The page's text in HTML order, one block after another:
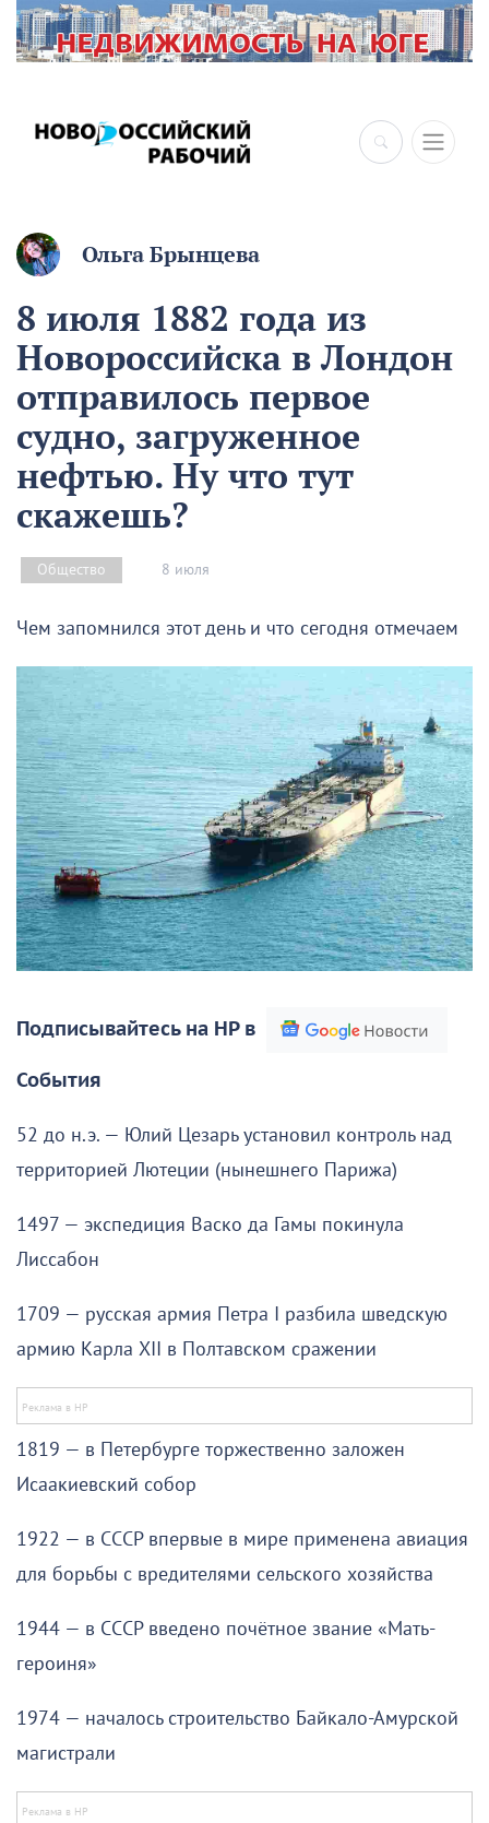
×
Ольга Брынцева
8 июля 1882 года из
Новороссийска в Лондон
отправилось первое
судно, загруженное
нефтью. Ну что тут
скажешь?
Общество 8 июля
Чем запомнился этот день и что сегодня отмечаем
Подписывайтесь на НР в
События
52 до н.э. — Юлий Цезарь установил контроль над
территорией Лютеции (нынешнего Парижа)
1497 — экспедиция Васко да Гамы покинула
Лиссабон
1709 — русская армия Петра I разбила шведскую
армию Карла XII в Полтавском сражении
1819 — в Петербурге торжественно заложен
Исаакиевский собор
1922 — в СССР впервые в мире применена авиация
для борьбы с вредителями сельского хозяйства
1944 — в СССР введено почётное звание «Мать-
героиня»
1974 — началось строительство Байкало-Амурской
магистрали